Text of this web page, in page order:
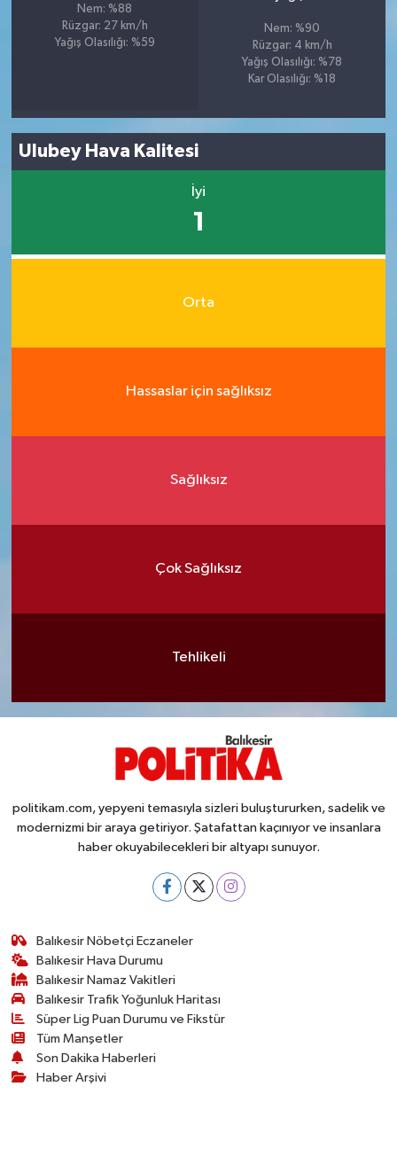
Nem: %88
Rüzgar: 27 km/h
Yağış Olasılığı: %59
Nem: %90
Rüzgar: 4 km/h
Yağış Olasılığı: %78
Kar Olasılığı: %18
Ulubey Hava Kalitesi
İyi
1
Orta
Hassaslar için sağlıksız
Sağlıksız
Çok Sağlıksız
Tehlikeli
politikam.com, yepyeni temasıyla sizleri buluştururken, sadelik ve
modernizmi bir araya getiriyor. Şatafattan kaçınıyor ve insanlara
haber okuyabilecekleri bir altyapı sunuyor.
Balıkesir Nöbetçi Eczaneler
Balıkesir Hava Durumu
Balıkesir Namaz Vakitleri
Balıkesir Trafik Yoğunluk Haritası
Süper Lig Puan Durumu ve Fikstür
Tüm Manşetler
Son Dakika Haberleri
Haber Arşivi